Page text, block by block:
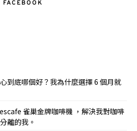
FACEBOOK
到底哪個好？我為什麼選擇 6 個月就
雀巢金牌咖啡機 ，解決我對咖啡
離的我。